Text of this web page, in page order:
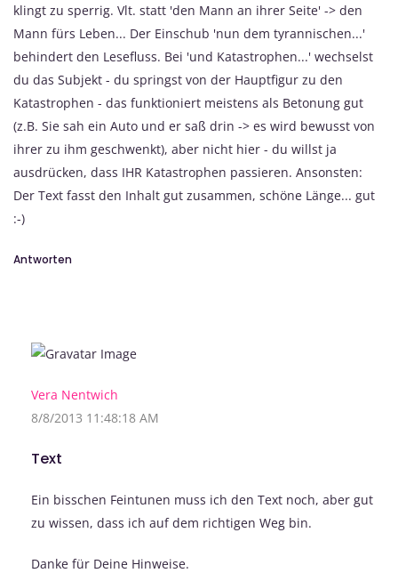
klingt zu sperrig. Vlt. statt 'den Mann an ihrer Seite' -> den
Mann fürs Leben... Der Einschub 'nun dem tyrannischen...'
behindert den Lesefluss. Bei 'und Katastrophen...' wechselst
du das Subjekt - du springst von der Hauptfigur zu den
Katastrophen - das funktioniert meistens als Betonung gut
(z.B. Sie sah ein Auto und er saß drin -> es wird bewusst von
ihrer zu ihm geschwenkt), aber nicht hier - du willst ja
ausdrücken, dass IHR Katastrophen passieren. Ansonsten:
Der Text fasst den Inhalt gut zusammen, schöne Länge... gut
:-)
Antworten
Vera Nentwich
8/8/2013 11:48:18 AM
Text
Ein bisschen Feintunen muss ich den Text noch, aber gut
zu wissen, dass ich auf dem richtigen Weg bin.
Danke für Deine Hinweise.